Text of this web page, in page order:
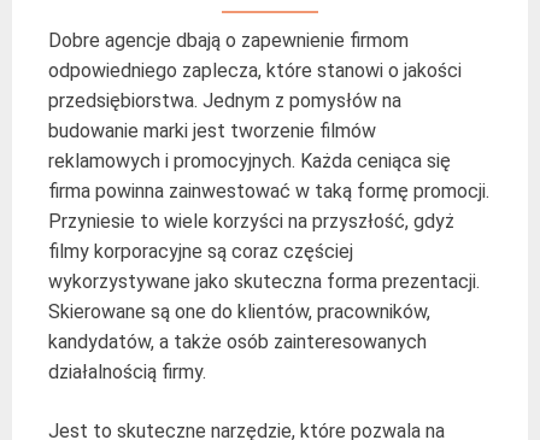
Dobre agencje dbają o zapewnienie firmom
odpowiedniego zaplecza, które stanowi o jakości
przedsiębiorstwa. Jednym z pomysłów na
budowanie marki jest tworzenie filmów
reklamowych i promocyjnych. Każda ceniąca się
firma powinna zainwestować w taką formę promocji.
Przyniesie to wiele korzyści na przyszłość, gdyż
filmy korporacyjne są coraz częściej
wykorzystywane jako skuteczna forma prezentacji.
Skierowane są one do klientów, pracowników,
kandydatów, a także osób zainteresowanych
działalnością firmy.
Jest to skuteczne narzędzie, które pozwala na